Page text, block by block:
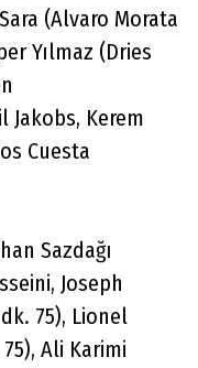
(Alvaro Morata
Yılmaz (Dries
Jakobs, Kerem
Cuesta
Sazdağı
Joseph
75), Lionel
Ali Karimi